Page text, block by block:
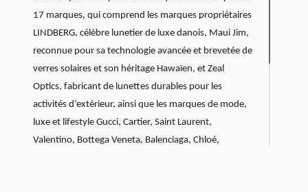
17 marques, qui comprend les marques propriétaires
LINDBERG, célèbre lunetier de luxe danois, Maui Jim,
reconnue pour sa technologie avancée et brevetée de
verres solaires et son héritage Hawaïen, et Zeal
Optics, fabricant de lunettes durables pour les
activités d’extérieur, ainsi que les marques de mode,
luxe et lifestyle Gucci, Cartier, Saint Laurent,
Valentino, Bottega Veneta, Balenciaga, Chloé,